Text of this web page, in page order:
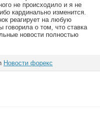
не происходило и я не
кардинально изменится.
реагирует на любую
говорила о том, что ставка
новости полностью
Новости форекс